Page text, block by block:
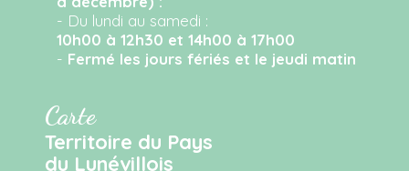
- Du lundi au samedi :
10h00 à 12h30 et 14h00 à 17h00
- Fermé les jours fériés et le jeudi matin
Carte
Territoire du Pays
du Lunévillois